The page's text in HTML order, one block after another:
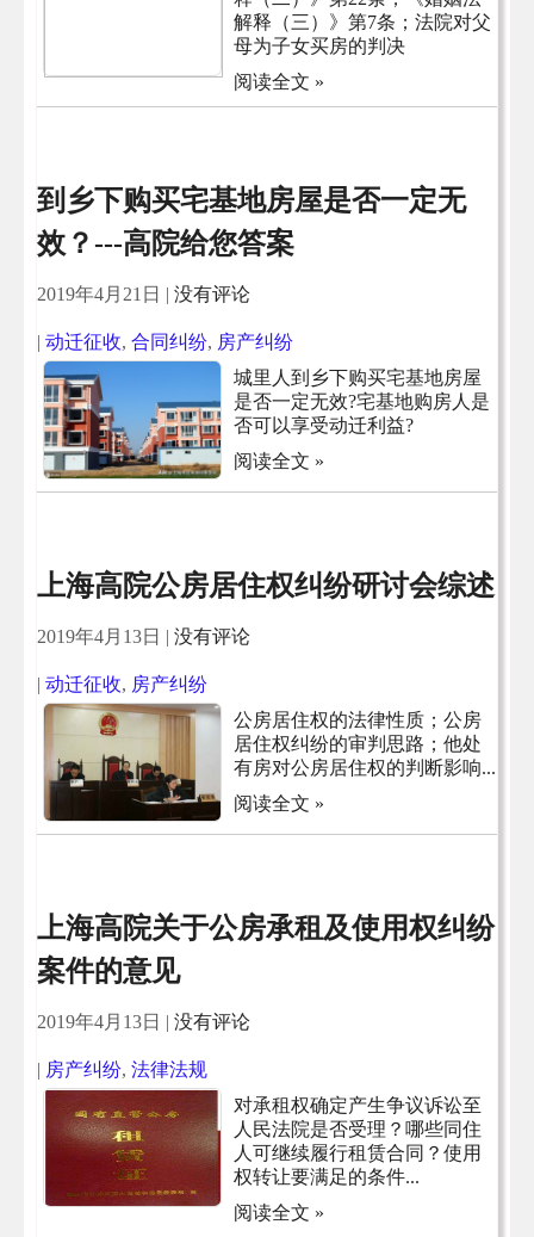
解释（三）》第7条；法院对父
母为子女买房的判决
阅读全文 »
到乡下购买宅基地房屋是否一定无
效？---高院给您答案
2019年4月21日 | 没有评论
| 动迁征收, 合同纠纷, 房产纠纷
城里人到乡下购买宅基地房屋
是否一定无效?宅基地购房人是
否可以享受动迁利益?
阅读全文 »
上海高院公房居住权纠纷研讨会综述
2019年4月13日 | 没有评论
| 动迁征收, 房产纠纷
公房居住权的法律性质；公房
居住权纠纷的审判思路；他处
有房对公房居住权的判断影响...
阅读全文 »
上海高院关于公房承租及使用权纠纷
案件的意见
2019年4月13日 | 没有评论
| 房产纠纷, 法律法规
对承租权确定产生争议诉讼至
人民法院是否受理？哪些同住
人可继续履行租赁合同？使用
权转让要满足的条件...
阅读全文 »